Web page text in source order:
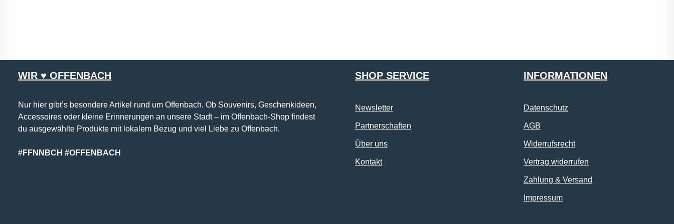
WIR ♥ OFFENBACH
Nur hier gibt’s besondere Artikel rund um Offenbach. Ob Souvenirs, Geschenkideen,
Accessoires oder kleine Erinnerungen an unsere Stadt – im Offenbach-Shop findest
du ausgewählte Produkte mit lokalem Bezug und viel Liebe zu Offenbach.
#FFNNBCH #OFFENBACH
SHOP SERVICE
Newsletter
Partnerschaften
Über uns
Kontakt
INFORMATIONEN
Datenschutz
AGB
Widerrufsrecht
Vertrag widerrufen
Zahlung & Versand
Impressum